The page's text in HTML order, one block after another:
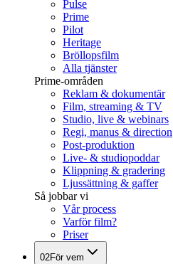
Pulse
Prime
Pilot
Heritage
Bröllopsfilm
Alla tjänster
Prime-områden
Reklam & dokumentär
Film, streaming & TV
Studio, live & webinars
Regi, manus & direction
Post-produktion
Live- & studiopoddar
Klippning & gradering
Ljussättning & gaffer
Så jobbar vi
Vår process
Varför film?
Priser
02För vem